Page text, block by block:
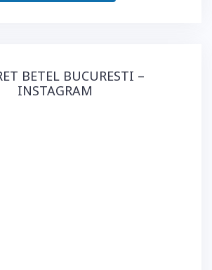
BETEL BUCURESTI –
INSTAGRAM